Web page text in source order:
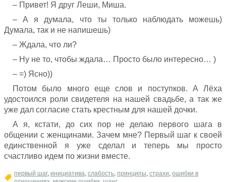
– Привет! Я друг Леши, Миша.
– А я думала, что ты только наблюдать можешь)
Думала, так и не напишешь)
– Ждала, что ли?
– Ну не то, чтобы ждала… Просто было интересно… )
– =) Ясно))
Потом было много еще слов и поступков. А Лёха
удостоился роли свидетеля на нашей свадьбе, а так же
уже дал согласие стать крестным для нашей дочки.
А я, кстати, до сих пор не делаю первого шага в
общении с женщинами. Зачем мне? Первый шаг к своей
единственной я уже сделал и теперь мы просто
счастливо идем по жизни вместе.
первый шаг, инициатива, слабость, принципы, страхи, ошибки в